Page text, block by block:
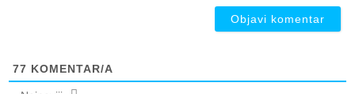
77 KOMENTAR/A